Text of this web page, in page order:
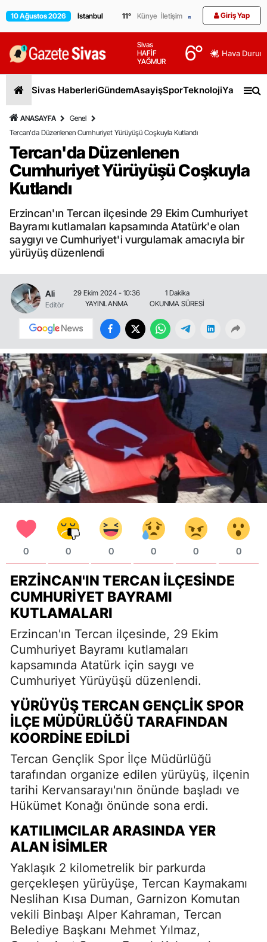
10 Ağustos 2026 11° Künye İletişim Giriş Yap
Sivas
HAFİF
YAĞMUR
6° Hava
Sivas HaberleriGündemAsayişSporTeknolojiYaşam
ANASAYFA
Genel
Tercan'da Düzenlenen Cumhuriyet Yürüyüşü Coşkuyla Kutlandı
Tercan'da Düzenlenen
Cumhuriyet Yürüyüşü Coşkuyla
Kutlandı
Erzincan'ın Tercan ilçesinde 29 Ekim Cumhuriyet
Bayramı kutlamaları kapsamında Atatürk'e olan
saygıyı ve Cumhuriyet'i vurgulamak amacıyla bir
yürüyüş düzenlendi
Ali
Editör
29 Ekim 2024 - 10:36
YAYINLANMA
1 Dakika
OKUNMA SÜRESİ
0 0 0 0 0 0
ERZINCAN'IN TERCAN ILÇESINDE
CUMHURIYET BAYRAMI
KUTLAMALARI
Erzincan'ın Tercan ilçesinde, 29 Ekim
Cumhuriyet Bayramı kutlamaları
kapsamında Atatürk için saygı ve
Cumhuriyet Yürüyüşü düzenlendi.
YÜRÜYÜŞ TERCAN GENÇLIK SPOR
İLÇE MÜDÜRLÜĞÜ TARAFINDAN
KOORDINE EDILDI
Tercan Gençlik Spor İlçe Müdürlüğü
tarafından organize edilen yürüyüş, ilçenin
tarihi Kervansarayı'nın önünde başladı ve
Hükümet Konağı önünde sona erdi.
KATILIMCILAR ARASINDA YER
ALAN İSIMLER
Yaklaşık 2 kilometrelik bir parkurda
gerçekleşen yürüyüşe, Tercan Kaymakamı
Neslihan Kısa Duman, Garnizon Komutan
vekili Binbaşı Alper Kahraman, Tercan
Belediye Başkanı Mehmet Yılmaz,